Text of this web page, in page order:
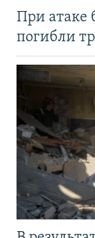
При атаке
погибли